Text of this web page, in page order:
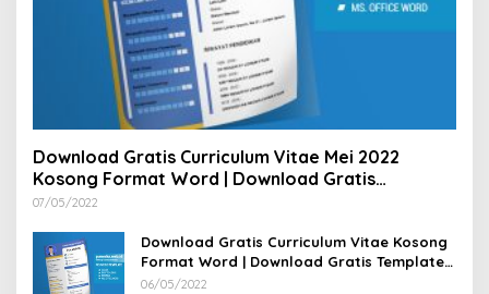
Download Gratis Curriculum Vitae Mei 2022
Kosong Format Word | Download Gratis
Template CV Lamaran Kerja Doc Bisa Diedit
07/05/2022
Download Gratis Curriculum Vitae Kosong
Format Word | Download Gratis Template
CV Lamaran Kerja Doc Mudah Diedit
06/05/2022